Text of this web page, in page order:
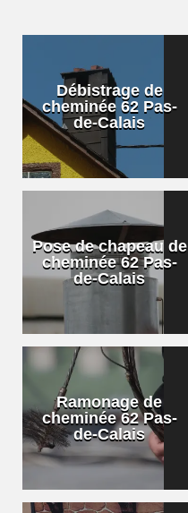
Débistrage de
cheminée 62 Pas-
de-Calais
Pose de chapeau de
cheminée 62 Pas-
de-Calais
Ramonage de
cheminée 62 Pas-
de-Calais